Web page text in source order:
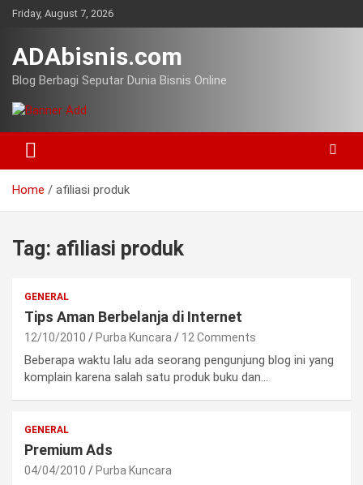
SkipFriday, August 7, 2026
ADAbisnis.com
Blog Berbagi Seputar Dunia Bisnis Online
Home afiliasi produk
Tag: afiliasi produk
GENERAL
Tips Aman Berbelanja di Internet
12/10/2010 Purba Kuncara 12 Comments
Beberapa waktu lalu ada seorang pengunjung blog ini yang
komplain karena salah satu produk buku dan…
GENERAL
Premium Ads
04/04/2010 Purba Kuncara